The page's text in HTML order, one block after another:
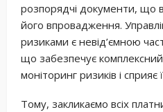
розпорядчі документи, що
його впровадження.
ризиками є невід’ємною
що забезпечує
моніторинг ризиків і сприяє
Тому, закликаємо всіх